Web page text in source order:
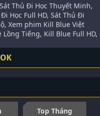
Thủ Đi Học Thuyết Minh,
Học Full HD, Sát Thủ Đi
Xem phim Kill Blue Việt
Tiếng, Kill Blue Full HD,
Top Tháng